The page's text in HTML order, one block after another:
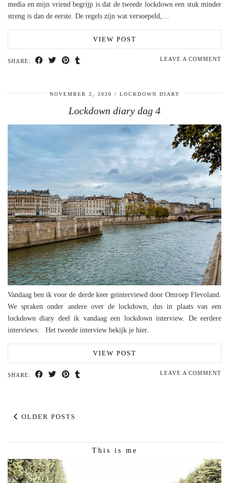
media en mijn vriend begrijp is dat de tweede lockdown een stuk minder
streng is dan de eerste. De regels zijn wat versoepeld,…
VIEW POST
SHARE: LEAVE A COMMENT
NOVEMBER 2, 2020 LOCKDOWN DIARY
Lockdown diary dag 4
Vandaag ben ik voor de derde keer geïnterviewd door Omroep Flevoland.
We spraken onder andere over de lockdown, dus in plaats van een
lockdown diary deel ik vandaag een lockdown interview. De eerdere
interviews: Het tweede interview bekijk je hier.
VIEW POST
SHARE: LEAVE A COMMENT
OLDER POSTS
This is me